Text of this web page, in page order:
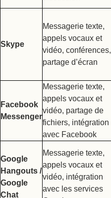
Skype
Messagerie texte,
appels vocaux et
vidéo, conférences,
partage d’écran
Facebook
Messenger
Messagerie texte,
appels vocaux et
vidéo, partage de
fichiers, intégration
avec Facebook
Google
Hangouts /
Google
Chat
Messagerie texte,
appels vocaux et
vidéo, intégration
avec les services